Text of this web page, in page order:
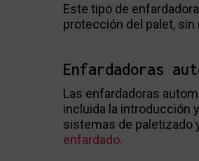
Este tipo de
protección del palet, sin
Enfardadoras
Las enfardadoras
incluida la introducción
sistemas de paletizado
enfardado.